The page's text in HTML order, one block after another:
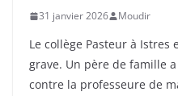
31 janvier 2026 Moudir
Le collège Pasteur à
grave. Un père de famille
contre la professeure de